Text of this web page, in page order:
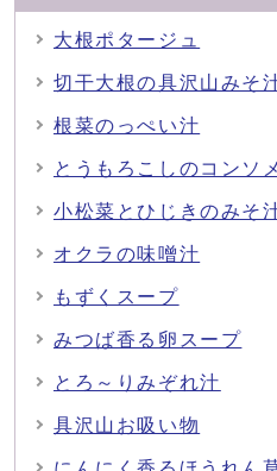
大根ポタージュ
切干大根の具沢山みそ
根菜のっぺい汁
とうもろこしのコンソ
小松菜とひじきのみそ
オクラの味噌汁
もずくスープ
みつば香る卵スープ
とろ～りみぞれ汁
具沢山お吸い物